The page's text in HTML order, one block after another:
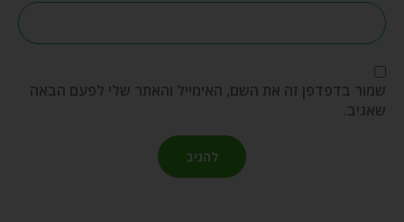
שמור בדפדפן זה את השם, האימייל והאתר שלי לפעם הבאה
שאגיב.